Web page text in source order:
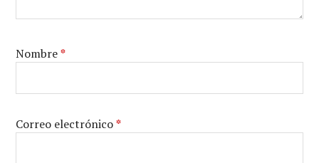
Nombre*
Correo electrónico*